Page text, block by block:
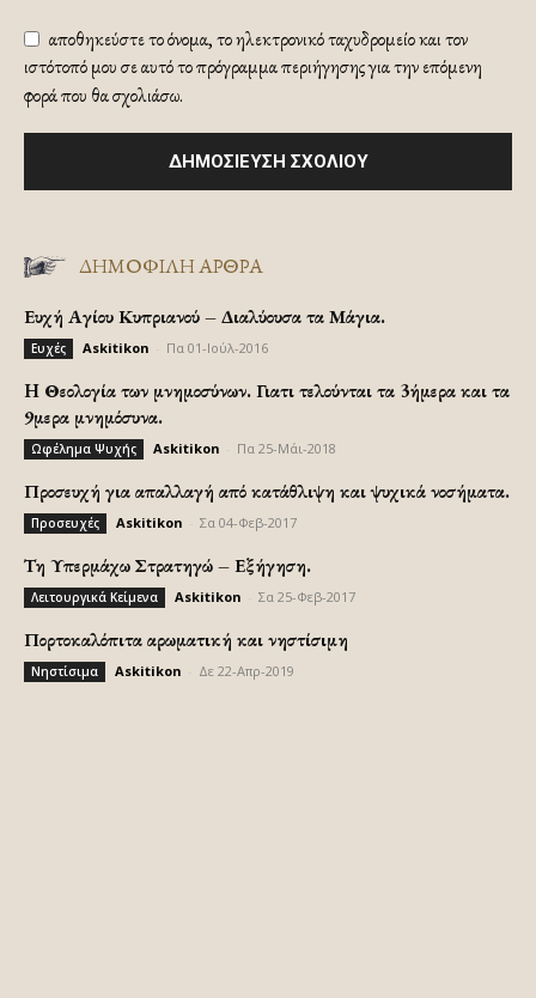
αποθηκεύστε το όνομα, το ηλεκτρονικό ταχυδρομείο και τον
ιστότοπό μου σε αυτό το πρόγραμμα περιήγησης για την επόμενη
φορά που θα σχολιάσω.
ΔΗΜΟΦΙΛΗ ΑΡΘΡΑ
Ευχή Αγίου Κυπριανού – Διαλύουσα τα Μάγια.
Ευχές Askitikon Πα 01-Ιούλ-2016
H Θεολογία των μνημοσύνων. Γιατι τελούνται τα 3ήμερα και τα
9μερα μνημόσυνα.
Ωφέλημα Ψυχής Askitikon Πα 25-Μάι-2018
Προσευχή για απαλλαγή από κατάθλιψη και ψυχικά νοσήματα.
Προσευχές Askitikon Σα 04-Φεβ-2017
Τη Υπερμάχω Στρατηγώ – Εξήγηση.
Λειτουργικά Κείμενα Askitikon Σα 25-Φεβ-2017
Πορτοκαλόπιτα αρωματική και νηστίσιμη
Νηστίσιμα Askitikon Δε 22-Απρ-2019